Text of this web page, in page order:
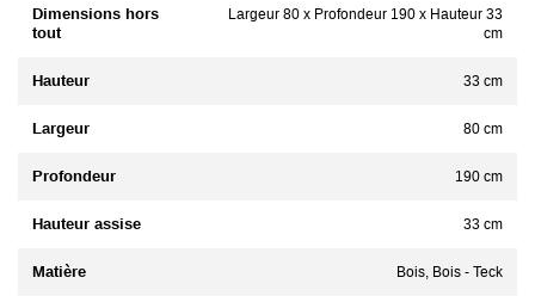
Dimensions hors
tout
Largeur 80 x Profondeur 190 x Hauteur 33
cm
Hauteur 33 cm
Largeur 80 cm
Profondeur 190 cm
Hauteur assise 33 cm
Matière Bois, Bois - Teck